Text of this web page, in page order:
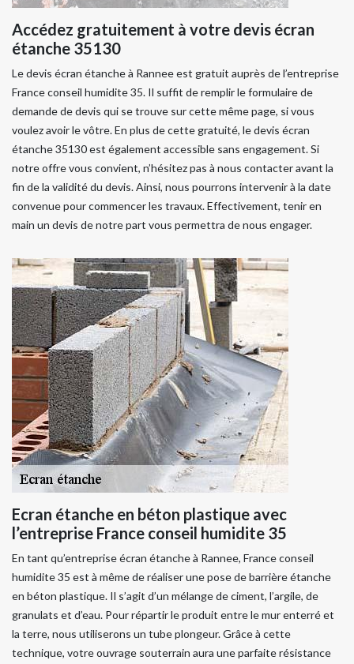
Accédez gratuitement à votre devis écran
étanche 35130
Le devis écran étanche à Rannee est gratuit auprès de l’entreprise
France conseil humidite 35. Il suffit de remplir le formulaire de
demande de devis qui se trouve sur cette même page, si vous
voulez avoir le vôtre. En plus de cette gratuité, le devis écran
étanche 35130 est également accessible sans engagement. Si
notre offre vous convient, n’hésitez pas à nous contacter avant la
fin de la validité du devis. Ainsi, nous pourrons intervenir à la date
convenue pour commencer les travaux. Effectivement, tenir en
main un devis de notre part vous permettra de nous engager.
Ecran étanche en béton plastique avec
l’entreprise France conseil humidite 35
En tant qu’entreprise écran étanche à Rannee, France conseil
humidite 35 est à même de réaliser une pose de barrière étanche
en béton plastique. Il s’agit d’un mélange de ciment, l’argile, de
granulats et d’eau. Pour répartir le produit entre le mur enterré et
la terre, nous utiliserons un tube plongeur. Grâce à cette
technique, votre ouvrage souterrain aura une parfaite résistance